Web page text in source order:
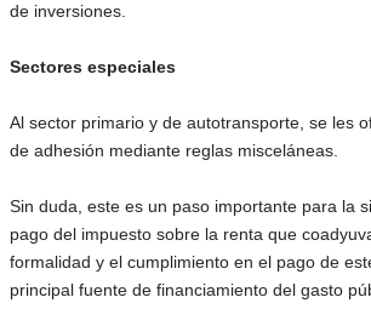
de inversiones.
Sectores especiales
Al sector primario y de autotransporte, se les
de adhesión mediante reglas misceláneas.
Sin duda, este es un paso importante para la
pago del impuesto sobre la renta que
formalidad y el cumplimiento en el pago de
principal fuente de financiamiento del gasto